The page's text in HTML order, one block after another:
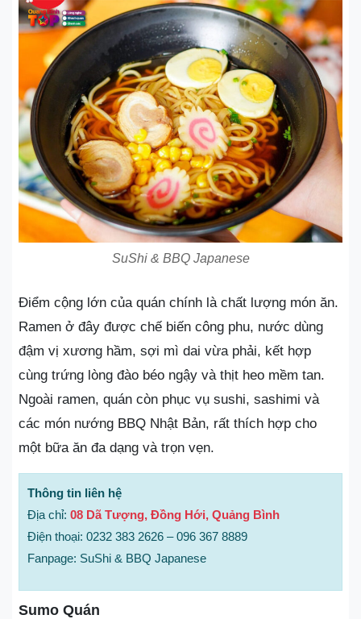
SuShi & BBQ Japanese
Điểm cộng lớn của quán chính là chất lượng món ăn.
Ramen ở đây được chế biến công phu, nước dùng
đậm vị xương hầm, sợi mì dai vừa phải, kết hợp
cùng trứng lòng đào béo ngậy và thịt heo mềm tan.
Ngoài ramen, quán còn phục vụ sushi, sashimi và
các món nướng BBQ Nhật Bản, rất thích hợp cho
một bữa ăn đa dạng và trọn vẹn.
Thông tin liên hệ
Địa chỉ: 08 Dã Tượng, Đồng Hới, Quảng Bình
Điện thoại: 0232 383 2626 – 096 367 8889
Fanpage: SuShi & BBQ Japanese
Sumo Quán